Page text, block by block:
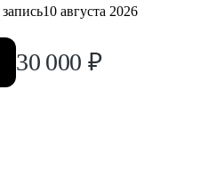
10 августа 2026
30 000 ₽